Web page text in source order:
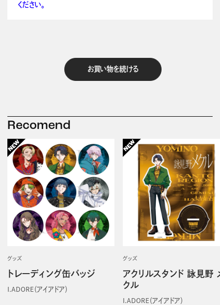
ください。
お買い物を続ける
Recomend
グッズ
トレーディング缶バッジ
I.ADORE（アイアドア）
グッズ
アクリルスタンド 詠見野
クル
I.ADORE（アイアドア）